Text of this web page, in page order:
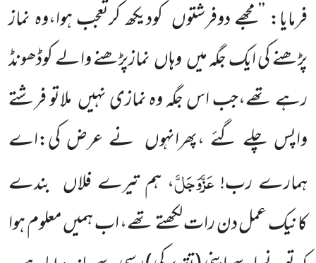
فرمایا: ’’مجھے دوفرشتوں کودیکھ کرتعجب ہوا،وہ نماز
پڑھنے کی ایک جگہ میںوہاںنمازپڑھنے والے کوڈھونڈ
رہے تھے،جب اس جگہ وہ نمازی نہیں ملاتو فرشتے
واپس چلے گئے ،پھرانہوں نے عرض کی:اے
ہمارے رب!عَزَّوَجَلَّ، ہم تیرے فلاں بندے
کانیک عمل دن رات لکھتے تھے،اب ہمیں معلوم ہوا